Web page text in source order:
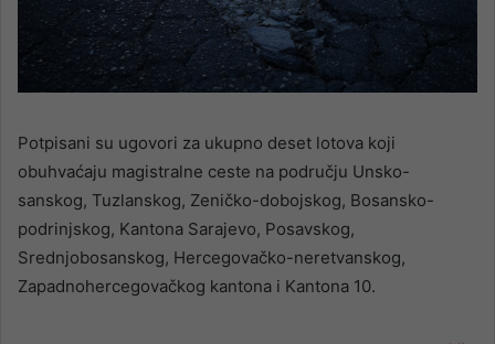
Potpisani su ugovori za ukupno deset lotova koji
obuhvaćaju magistralne ceste na području Unsko-
sanskog, Tuzlanskog, Zeničko-dobojskog, Bosansko-
podrinjskog, Kantona Sarajevo, Posavskog,
Srednjobosanskog, Hercegovačko-neretvanskog,
Zapadnohercegovačkog kantona i Kantona 10.